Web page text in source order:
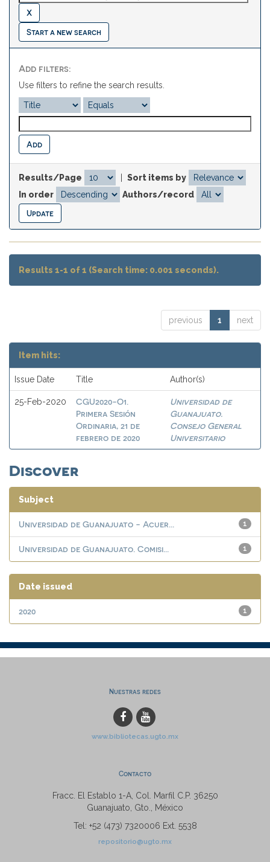
Start a new search
Add filters:
Use filters to refine the search results.
Results/Page
Sort items by
In order
Authors/record
Results 1-1 of 1 (Search time: 0.001 seconds).
previous 1 next
Item hits:
Issue Date Title Author(s)
25-Feb-2020
CGU2020-O1.
Primera Sesión
Ordinaria, 21 de
febrero de 2020
Universidad de
Guanajuato.
Consejo General
Universitario
Discover
Subject
1
Universidad de Guanajuato - Acuer...
1
Universidad de Guanajuato. Comisi...
Date issued
1
2020
Nuestras redes
www.bibliotecas.ugto.mx
Contacto
Fracc. El Establo 1-A, Col. Marfil C.P. 36250
Guanajuato, Gto., México
Tel: +52 (473) 7320006 Ext. 5538
repositorio@ugto.mx